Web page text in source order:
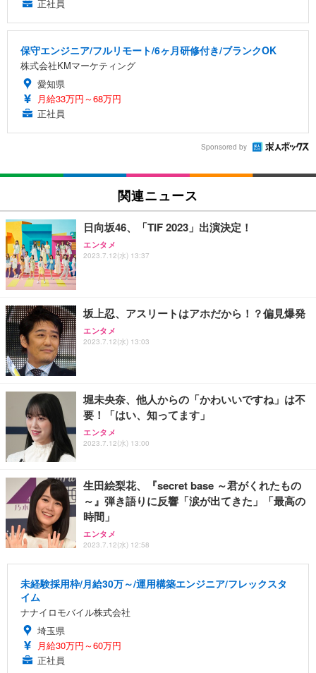
正社員
保守エンジニア/フルリモート/6ヶ月研修付き/ブランクOK
株式会社KMマーケティング
愛知県
月給33万円～68万円
正社員
Sponsored by
関連ニュース
日向坂46、「TIF 2023」出演決定！
エンタメ
2023.7.12(水) 13:37
坂上忍、アスリートはアホだから！？偏見爆発
エンタメ
2023.7.12(水) 13:03
堀未央奈、他人からの「かわいいですね」は不
要！「はい、知ってます」
エンタメ
2023.7.12(水) 13:00
生田絵梨花、『secret base ～君がくれたもの
～』弾き語りに反響「涙が出てきた」「最高の
時間」
エンタメ
2023.7.12(水) 12:58
未経験採用枠/月給30万～/運用構築エンジニア/フレックスタ
イム
ナナイロモバイル株式会社
埼玉県
月給30万円～60万円
正社員